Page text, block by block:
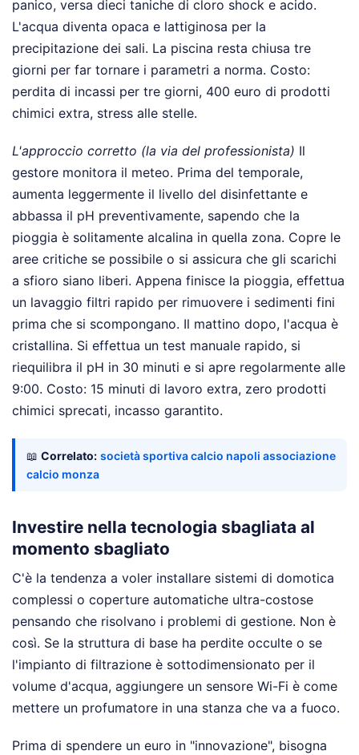
panico, versa dieci taniche di cloro shock e acido.
L'acqua diventa opaca e lattiginosa per la
precipitazione dei sali. La piscina resta chiusa tre
giorni per far tornare i parametri a norma. Costo:
perdita di incassi per tre giorni, 400 euro di prodotti
chimici extra, stress alle stelle.
L'approccio corretto (la via del professionista) Il
gestore monitora il meteo. Prima del temporale,
aumenta leggermente il livello del disinfettante e
abbassa il pH preventivamente, sapendo che la
pioggia è solitamente alcalina in quella zona. Copre le
aree critiche se possibile o si assicura che gli scarichi
a sfioro siano liberi. Appena finisce la pioggia, effettua
un lavaggio filtri rapido per rimuovere i sedimenti fini
prima che si scompongano. Il mattino dopo, l'acqua è
cristallina. Si effettua un test manuale rapido, si
riequilibra il pH in 30 minuti e si apre regolarmente alle
9:00. Costo: 15 minuti di lavoro extra, zero prodotti
chimici sprecati, incasso garantito.
📖 Correlato: società sportiva calcio napoli associazione
calcio monza
Investire nella tecnologia sbagliata al
momento sbagliato
C'è la tendenza a voler installare sistemi di domotica
complessi o coperture automatiche ultra-costose
pensando che risolvano i problemi di gestione. Non è
così. Se la struttura di base ha perdite occulte o se
l'impianto di filtrazione è sottodimensionato per il
volume d'acqua, aggiungere un sensore Wi-Fi è come
mettere un profumatore in una stanza che va a fuoco.
Prima di spendere un euro in "innovazione", bisogna